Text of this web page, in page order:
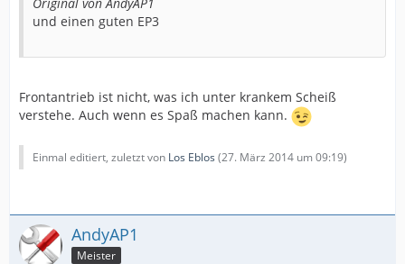
und einen guten EP3
Frontantrieb ist nicht, was ich unter krankem Scheiß
verstehe. Auch wenn es Spaß machen kann.
Einmal editiert, zuletzt von Los Eblos (27. März 2014 um 09:19)
AndyAP1
Meister